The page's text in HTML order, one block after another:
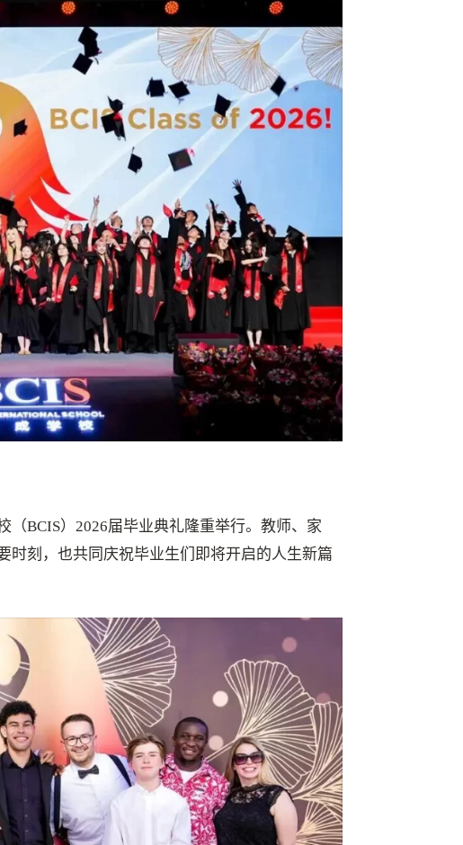
BCIS）2026届毕业典礼隆重举行。教师、家
时刻，也共同庆祝毕业生们即将开启的人生新篇